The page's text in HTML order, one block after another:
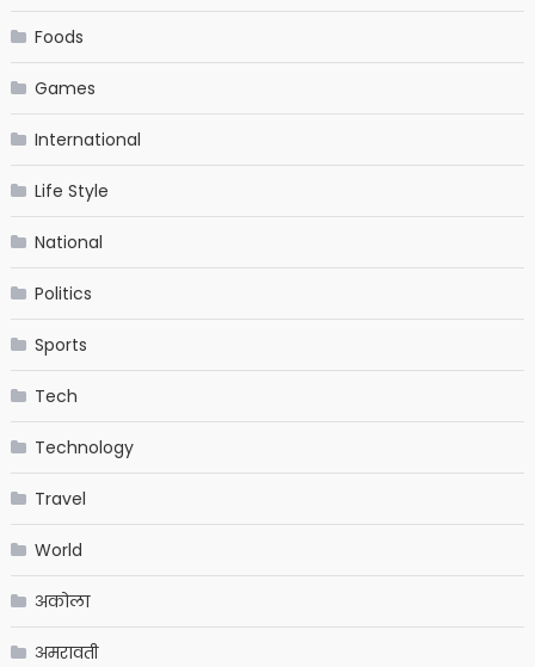
Foods
Games
International
Life Style
National
Politics
Sports
Tech
Technology
Travel
World
अकोला
अमरावती